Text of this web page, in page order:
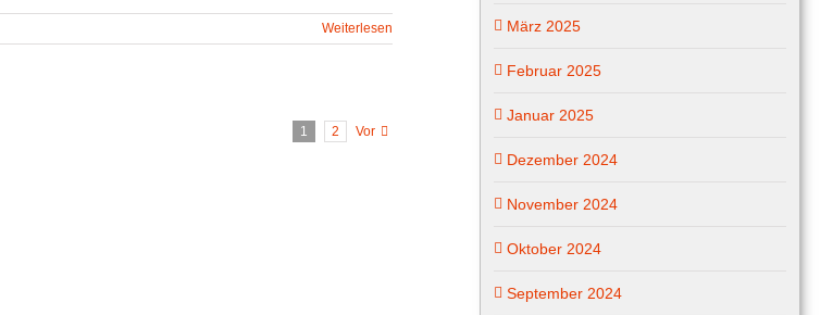
Weiterlesen
1 2 Vor
März 2025
Februar 2025
Januar 2025
Dezember 2024
November 2024
Oktober 2024
September 2024